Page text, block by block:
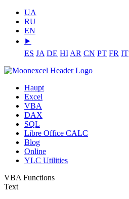
UA
RU
EN
⯈
ES JA DE HI AR CN PT FR IT
Haupt
Excel
VBA
DAX
SQL
Libre Office CALC
Blog
Online
YLC Utilities
VBA Functions
Text